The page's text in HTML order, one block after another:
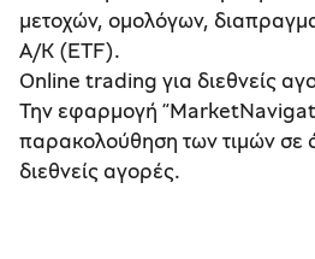
μετοχών, ομολόγων,
Α/Κ (ETF).
Online trading για διεθνείς
Την εφαρμογή
παρακολούθηση των τιμών σε
διεθνείς αγορές.